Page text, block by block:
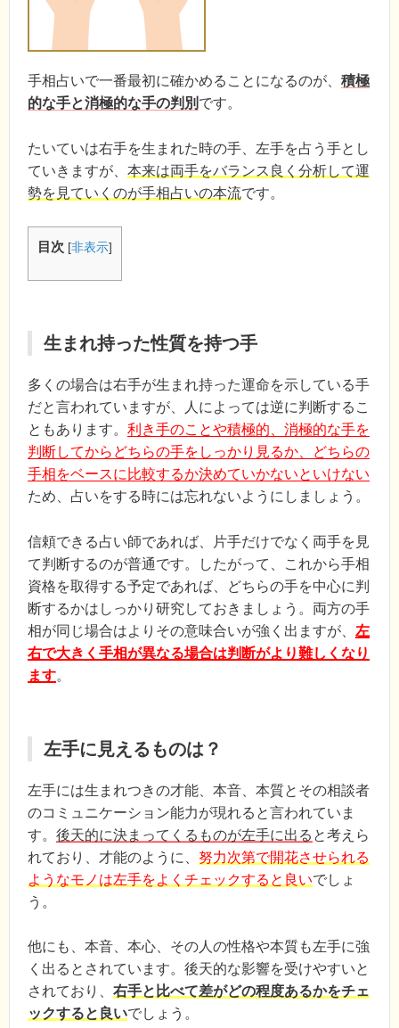
手相占いで一番最初に確かめることになるのが、 積極
的な手と消極的な手の判別 です。
たいていは右手を生まれた時の手、左手を占う手とし
ていきますが、 本来は両手をバランス良く分析して運
勢を見ていくのが手相占いの本流です。
目次 [非表示]
生まれ持った性質を持つ手
多くの場合は右手が生まれ持った運命を示している手
だと言われていますが、人によっては逆に判断するこ
ともあります。 利き手のことや積極的、消極的な手を
判断してからどちらの手をしっかり見るか、どちらの
手相をベースに比較するか決めていかないといけない
ため、占いをする時には忘れないようにしましょう。
信頼できる占い師であれば、片手だけでなく両手を見
て判断するのが普通です。したがって、これから手相
資格を取得する予定であれば、どちらの手を中心に判
断するかはしっかり研究しておきましょう。両方の手
相が同じ場合はよりその意味合いが強く出ますが、 左
右で大きく手相が異なる場合は判断がより難しくなり
ます。
左手に見えるものは？
左手には生まれつきの才能、本音、本質とその相談者
のコミュニケーション能力が現れると言われていま
す。 後天的に決まってくるものが左手に出る と考えら
れており、才能のように、 努力次第で開花させられる
ようなモノは左手をよくチェックすると良いでしょ
う。
他にも、本音、本心、その人の性格や本質も左手に強
く出るとされています。後天的な影響を受けやすいと
されており、 右手と比べて差がどの程度あるかをチェ
ックすると良いでしょう。